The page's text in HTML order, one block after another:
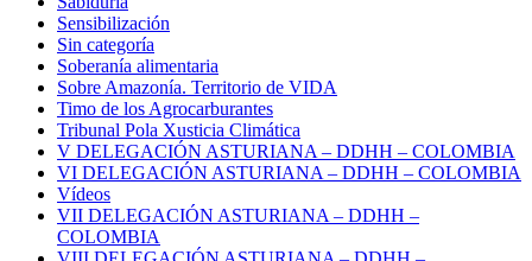
Sensibilización
Sin categoría
Soberanía alimentaria
Sobre Amazonía. Territorio de VIDA
Timo de los Agrocarburantes
Tribunal Pola Xusticia Climática
V DELEGACIÓN ASTURIANA – DDHH – COLOMBIA
VI DELEGACIÓN ASTURIANA – DDHH – COLOMBIA
Vídeos
VII DELEGACIÓN ASTURIANA – DDHH –
COLOMBIA